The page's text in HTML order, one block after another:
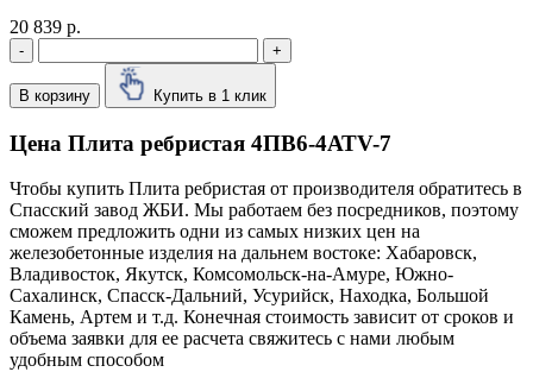
20 839 р.
- +
В корзину Купить в 1 клик
Цена Плита ребристая 4ПВ6-4АТV-7
Чтобы купить Плита ребристая от производителя обратитесь в
Cпасский завод ЖБИ. Мы работаем без посредников, поэтому
сможем предложить одни из самых низких цен на
железобетонные изделия на дальнем востоке: Хабаровск,
Владивосток, Якутск, Комсомольск-на-Амуре, Южно-
Сахалинск, Спасск-Дальний, Усурийск, Находка, Большой
Камень, Артем и т.д. Конечная стоимость зависит от сроков и
объема заявки для ее расчета свяжитесь с нами любым
удобным способом